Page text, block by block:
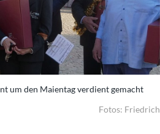
um den Maientag verdient gemacht
Fotos: Friedrich